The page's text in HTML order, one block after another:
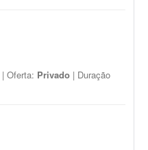
| Oferta: Privado | Duração